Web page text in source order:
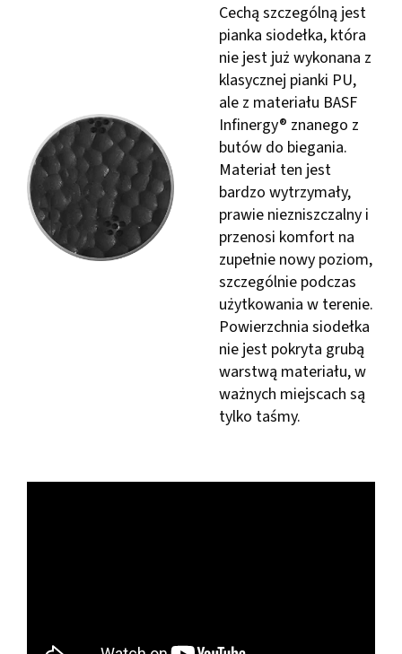
Cechą szczególną jest
pianka siodełka, która
nie jest już wykonana z
klasycznej pianki PU,
ale z materiału BASF
Infinergy® znanego z
butów do biegania.
Materiał ten jest
bardzo wytrzymały,
prawie niezniszczalny i
przenosi komfort na
zupełnie nowy poziom,
szczególnie podczas
użytkowania w terenie.
Powierzchnia siodełka
nie jest pokryta grubą
warstwą materiału, w
ważnych miejscach są
tylko taśmy.